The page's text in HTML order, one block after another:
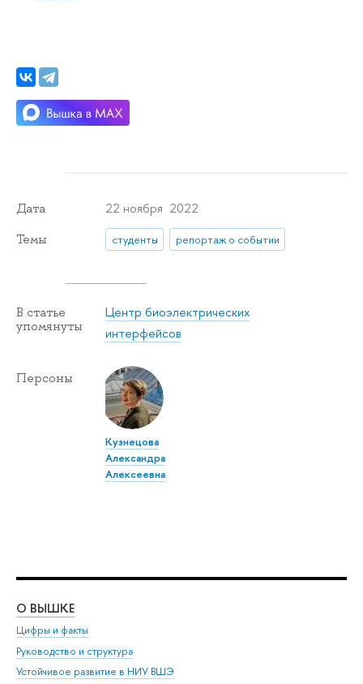
Дата 22 ноября 2022
Темы студенты репортаж о событии
В статье
упомянуты
Центр биоэлектрических
интерфейсов
Персоны
Кузнецова
Александра
Алексеевна
О ВЫШКЕ
Цифры и факты
Руководство и структура
Устойчивое развитие в НИУ ВШЭ